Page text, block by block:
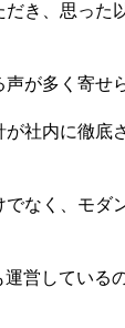
き、思った
が多く寄せ
社内に徹底
なく、モダ
営している